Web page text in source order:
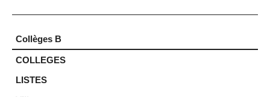
Collèges B
COLLEGES
LISTES